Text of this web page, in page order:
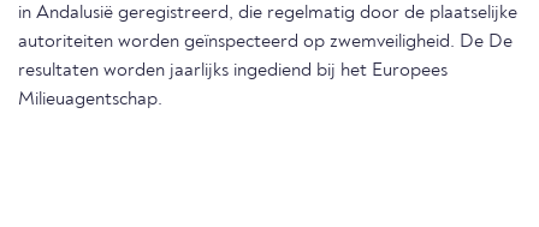
in Andalusië geregistreerd, die regelmatig door de plaatselijke
autoriteiten worden geïnspecteerd op zwemveiligheid. De De
resultaten worden jaarlijks ingediend bij het Europees
Milieuagentschap.